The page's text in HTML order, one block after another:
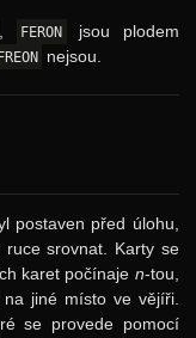
FERON
jsou plodem
nejsou.
postaven před úlohu,
srovnat. Karty se
karet počínaje n-tou,
jiné místo ve vějíři.
se provede pomocí